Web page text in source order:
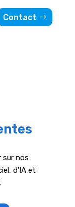
Contact
sur nos
d’IA et